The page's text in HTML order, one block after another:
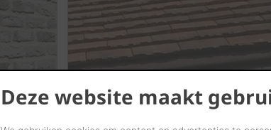
Deze website maakt
Dak